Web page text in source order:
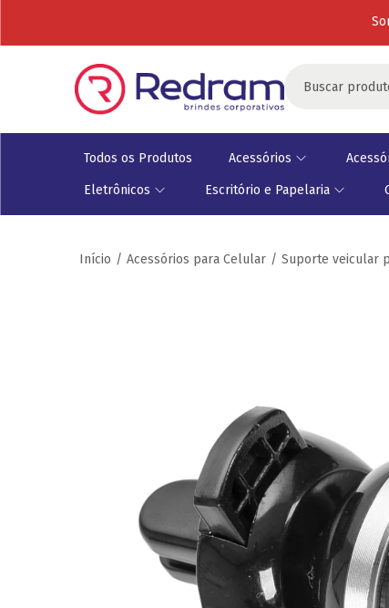
Todos os Produtos Acessórios
Eletrônicos Escritório e Papelaria
Início / Acessórios para Celular / Suporte veicular